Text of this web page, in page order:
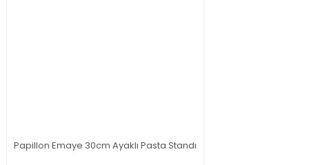
Papillon Emaye 30cm Ayaklı Pasta Standı